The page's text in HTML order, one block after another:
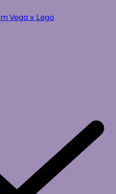
Vega x Lego